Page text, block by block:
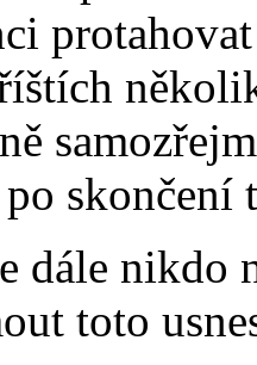
skončení
dále nikdo
toto